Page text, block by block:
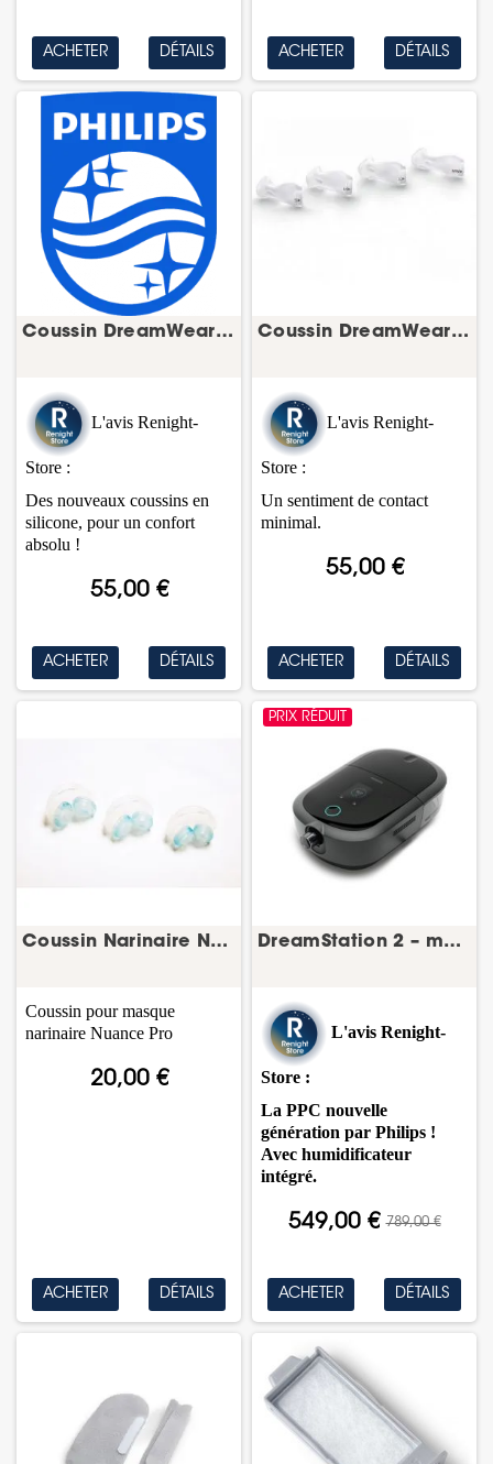
ACHETER DÉTAILS ACHETER DÉTAILS
Coussin DreamWear Narinaire silicone pour...
55,00 €
L'avis Renight-
Store :
Des nouveaux coussins en
silicone, pour un confort
absolu !
ACHETER DÉTAILS
Coussin DreamWear nasal – bulle/coussin masque...
55,00 €
L'avis Renight-
Store :
Un sentiment de contact
minimal.
ACHETER DÉTAILS
Coussin Narinaire Nuance Pro – bulle/coussin...
20,00 €
Coussin pour masque
narinaire Nuance Pro
ACHETER DÉTAILS
PRIX RÉDUIT
DreamStation 2 – machine PPC automatique – Philips
549,00 € 789,00 €
L'avis Renight-
Store :
La PPC nouvelle
génération par Philips !
Avec humidificateur
intégré.
ACHETER DÉTAILS